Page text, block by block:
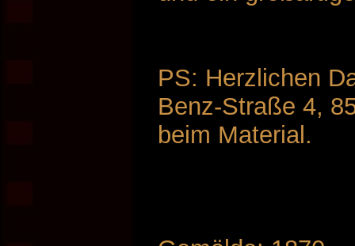
PS: Herzlichen
Benz-Straße 4,
beim Material.